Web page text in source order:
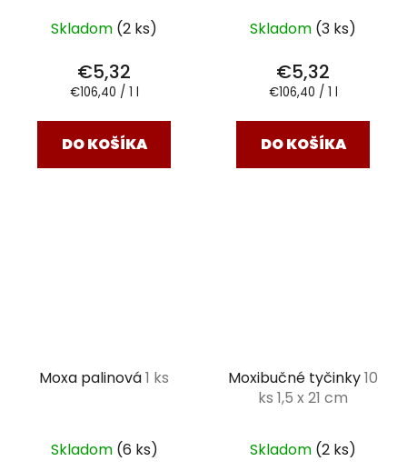
Skladom (2 ks)
€5,32
Jednotková
€106,40 / 1 l
DO KOŠÍKA
Skladom (3 ks)
€5,32
Jednotková
€106,40 / 1 l
DO KOŠÍKA
Moxa palinová1 ks
Skladom (6 ks)
Moxibučné tyčinky10
ks 1,5 x 21 cm
Skladom (2 ks)